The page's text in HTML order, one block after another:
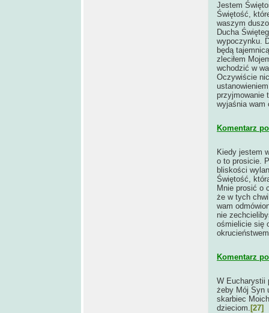
Jestem
Świętość,
waszym
Ducha
wypoczynku.
będą
zleciłem
wchodzić w
Oczywiście
przyjmowanie
wyjaśnia wam
Komentarz
Kiedy jestem
o to prosicie.
bliskości
Świętość,
Mnie prosić o
że w tych
wam
nie
ośmielicie się
Komentarz
W Eucharystii
żeby Mój Syn
skarbiec
dzieciom. [27]